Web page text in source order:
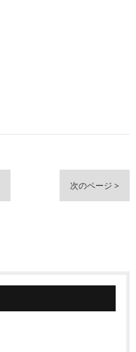
次のページ >